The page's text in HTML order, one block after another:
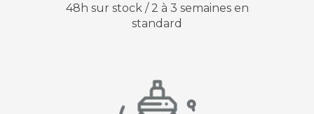
48h sur stock / 2 à 3 semaines en
standard